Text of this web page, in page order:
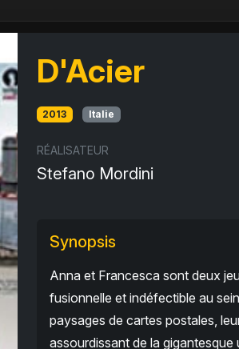
D'Acier
2013 Italie
RÉALISATEUR
Stefano Mordini
Synopsis
Anna et Francesca sont deux
fusionnelle et indéfectible au
paysages de cartes postales,
assourdissant de la gigantesque